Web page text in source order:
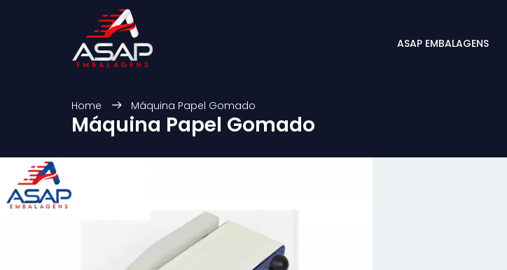
ASAP EMBALAGENS
Home Máquina Papel Gomado
Máquina Papel Gomado